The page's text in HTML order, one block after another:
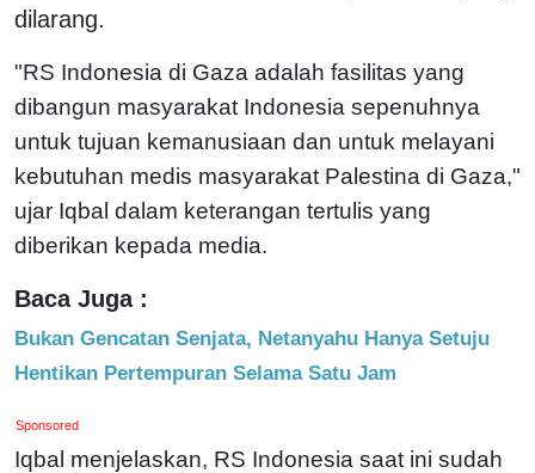
dilarang.
"RS Indonesia di Gaza adalah fasilitas yang
dibangun masyarakat Indonesia sepenuhnya
untuk tujuan kemanusiaan dan untuk melayani
kebutuhan medis masyarakat Palestina di Gaza,"
ujar Iqbal dalam keterangan tertulis yang
diberikan kepada media.
Baca Juga :
Bukan Gencatan Senjata, Netanyahu Hanya Setuju
Hentikan Pertempuran Selama Satu Jam
Sponsored
Iqbal menjelaskan, RS Indonesia saat ini sudah